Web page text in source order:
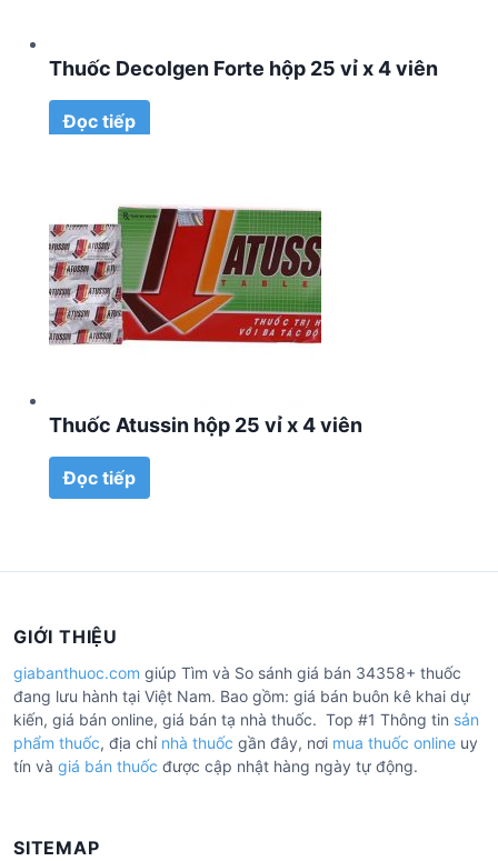
Thuốc Decolgen Forte hộp 25 vỉ x 4 viên
Đọc tiếp
Thuốc Atussin hộp 25 vỉ x 4 viên
Đọc tiếp
GIỚI THIỆU
giabanthuoc.com giúp Tìm và So sánh giá bán 34358+ thuốc
đang lưu hành tại Việt Nam. Bao gồm: giá bán buôn kê khai dự
kiến, giá bán online, giá bán tạ nhà thuốc. Top #1 Thông tin sản
phẩm thuốc, địa chỉ nhà thuốc gần đây, nơi mua thuốc online uy
tín và giá bán thuốc được cập nhật hàng ngày tự động.
SITEMAP